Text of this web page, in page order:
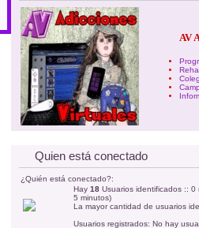
AV
Quien está conectado
¿Quién está conectado?:
Hay 18 Usuarios identificados ::
5 minutos)
La mayor cantidad de usuarios
Usuarios registrados: No hay